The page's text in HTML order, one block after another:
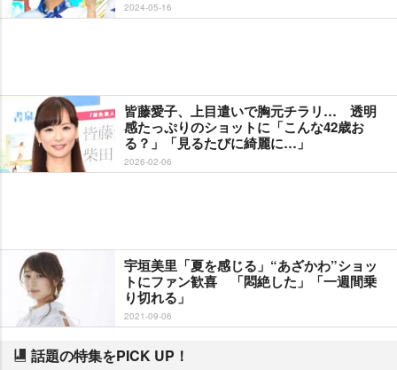
2024-05-16
皆藤愛子、上目遣いで胸元チラリ… 透明
感たっぷりのショットに「こんな42歳お
る？」「見るたびに綺麗に…」
2026-02-06
宇垣美里「夏を感じる」“あざかわ”ショッ
トにファン歓喜 「悶絶した」「一週間乗
り切れる」
2021-09-06
話題の特集をPICK UP！